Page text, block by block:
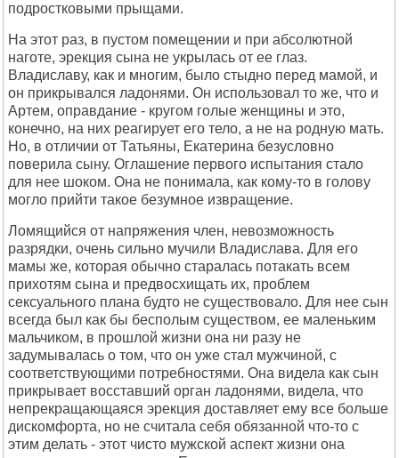
подростковыми прыщами.
На этот раз, в пустом помещении и при абсолютной
наготе, эрекция сына не укрылась от ее глаз.
Владиславу, как и многим, было стыдно перед мамой, и
он прикрывался ладонями. Он использовал то же, что и
Артем, оправдание - кругом голые женщины и это,
конечно, на них реагирует его тело, а не на родную мать.
Но, в отличии от Татьяны, Екатерина безусловно
поверила сыну. Оглашение первого испытания стало
для нее шоком. Она не понимала, как кому-то в голову
могло прийти такое безумное извращение.
Ломящийся от напряжения член, невозможность
разрядки, очень сильно мучили Владислава. Для его
мамы же, которая обычно старалась потакать всем
прихотям сына и предвосхищать их, проблем
сексуального плана будто не существовало. Для нее сын
всегда был как бы бесполым существом, ее маленьким
мальчиком, в прошлой жизни она ни разу не
задумывалась о том, что он уже стал мужчиной, с
соответствующими потребностями. Она видела как сын
прикрывает восставший орган ладонями, видела, что
непрекращающаяся эрекция доставляет ему все больше
дискомфорта, но не считала себя обязанной что-то с
этим делать - этот чисто мужской аспект жизни она